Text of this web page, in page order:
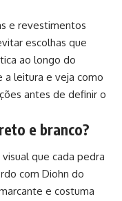
e revestimentos
escolhas que
ao longo do
a leitura e veja como
antes de definir o
e branco?
que cada pedra
com Diohn do
e costuma